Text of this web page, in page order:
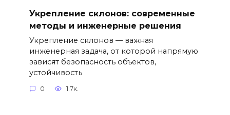
Укрепление склонов: современные
методы и инженерные решения
Укрепление склонов — важная
инженерная задача, от которой напрямую
зависят безопасность объектов,
устойчивость
0 1.7к.